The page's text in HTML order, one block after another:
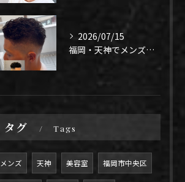
2026/07/15
福岡・天神でメンズパーマ迷ってる人✂️
タグ Tags
メンズ 天神 美容室 福岡市中央区